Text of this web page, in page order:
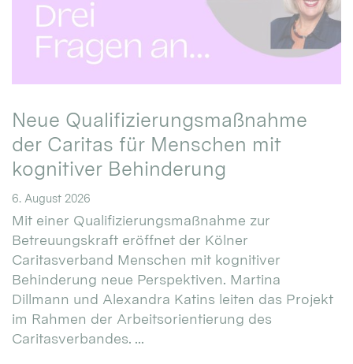
Neue Qualifizierungsmaßnahme
der Caritas für Menschen mit
kognitiver Behinderung
6. August 2026
Mit einer Qualifizierungsmaßnahme zur
Betreuungskraft eröffnet der Kölner
Caritasverband Menschen mit kognitiver
Behinderung neue Perspektiven. Martina
Dillmann und Alexandra Katins leiten das Projekt
im Rahmen der Arbeitsorientierung des
Caritasverbandes. ...